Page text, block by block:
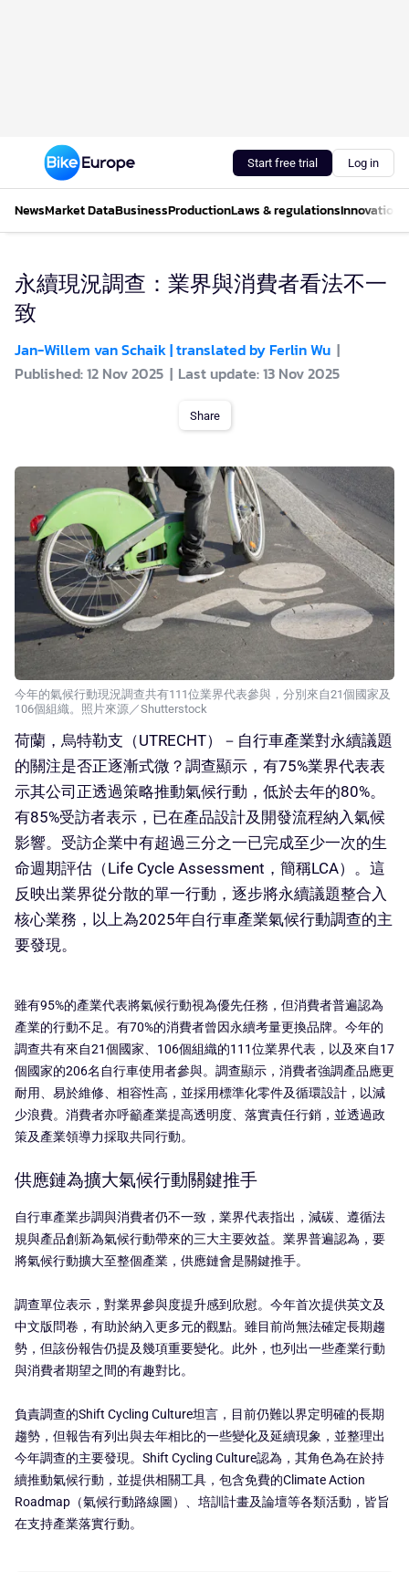
Start free trial Log in
NewsMarket DataBusinessProductionLaws & regulationsInnovations
永續現況調查：業界與消費者看法不一
致
Jan-Willem van Schaik | translated by Ferlin Wu
Published: 12 Nov 2025
Last update: 13 Nov 2025
Share
今年的氣候行動現況調查共有111位業界代表參與，分別來自21個國家及
106個組織。照片來源／Shutterstock
荷蘭，烏特勒支（UTRECHT）－自行車產業對永續議題
的關注是否正逐漸式微？調查顯示，有75%業界代表表
示其公司正透過策略推動氣候行動，低於去年的80%。
有85%受訪者表示，已在產品設計及開發流程納入氣候
影響。受訪企業中有超過三分之一已完成至少一次的生
命週期評估（Life Cycle Assessment，簡稱LCA）。這
反映出業界從分散的單一行動，逐步將永續議題整合入
核心業務，以上為2025年自行車產業氣候行動調查的主
要發現。
雖有95%的產業代表將氣候行動視為優先任務，但消費者普遍認為
產業的行動不足。有70%的消費者曾因永續考量更換品牌。今年的
調查共有來自21個國家、106個組織的111位業界代表，以及來自17
個國家的206名自行車使用者參與。調查顯示，消費者強調產品應更
耐用、易於維修、相容性高，並採用標準化零件及循環設計，以減
少浪費。消費者亦呼籲產業提高透明度、落實責任行銷，並透過政
策及產業領導力採取共同行動。
供應鏈為擴大氣候行動關鍵推手
自行車產業步調與消費者仍不一致，業界代表指出，減碳、遵循法
規與產品創新為氣候行動帶來的三大主要效益。業界普遍認為，要
將氣候行動擴大至整個產業，供應鏈會是關鍵推手。
調查單位表示，對業界參與度提升感到欣慰。今年首次提供英文及
中文版問卷，有助於納入更多元的觀點。雖目前尚無法確定長期趨
勢，但該份報告仍提及幾項重要變化。此外，也列出一些產業行動
與消費者期望之間的有趣對比。
負責調查的Shift Cycling Culture坦言，目前仍難以界定明確的長期
趨勢，但報告有列出與去年相比的一些變化及延續現象，並整理出
今年調查的主要發現。Shift Cycling Culture認為，其角色為在於持
續推動氣候行動，並提供相關工具，包含免費的Climate Action
Roadmap（氣候行動路線圖）、培訓計畫及論壇等各類活動，皆旨
在支持產業落實行動。